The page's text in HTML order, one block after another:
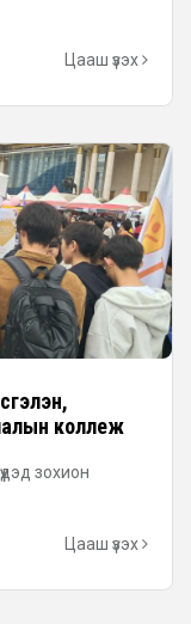
Цааш үзэх
коллеж
зохион
Цааш үзэх